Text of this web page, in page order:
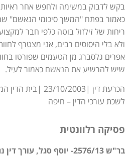
בקש לדבוק במשימה ולחפש אחר
כאמור בפתח "המשך סיכומי הנאשם"
ולא בלי היסוסים רבים, אני מצטרף
אפרים גלסברג מן הטעמים שפורטו
שיש להרשיע את הנאשם כאמור לעיל.
הכרעת דין |23/10/
לשכת עורכי הדין – חיפה
פסיקה רלוונטית
בר"ש 2576/13- יוסף סגל,